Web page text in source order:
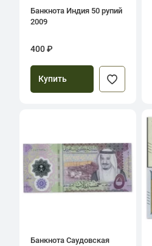
Банкнота Индия 50 рупий
2009
400 ₽
Купить
Банкнота Саудовская